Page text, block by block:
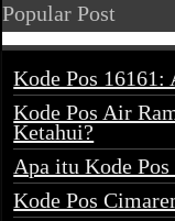
Popular Post
Kode Pos 16161:
Kode Pos Air
Ketahui?
Apa itu Kode Pos
Kode Pos